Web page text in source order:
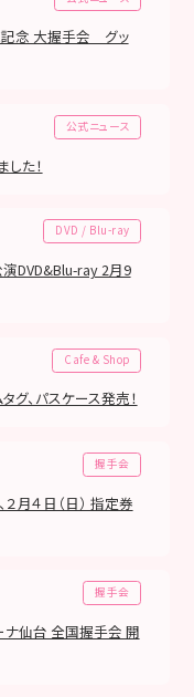
記念 大握手会 グッ
公式ニュース
た！
DVD / Blu-ray
演DVD&Blu-ray 2月9
Cafe & Shop
グ、パスケース発売！
握手会
２月４日（日） 指定券
握手会
ナ仙台 全国握手会 開